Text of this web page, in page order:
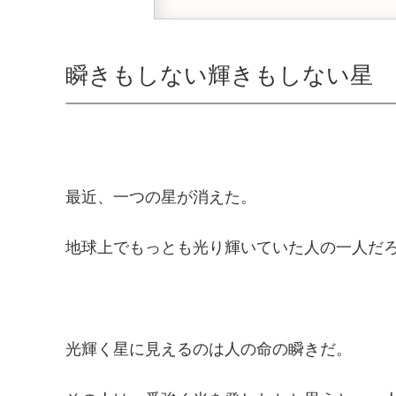
瞬きもしない輝きもしない星
最近、一つの星が消えた。
地球上でもっとも光り輝いていた人の一人だ
光輝く星に見えるのは人の命の瞬きだ。